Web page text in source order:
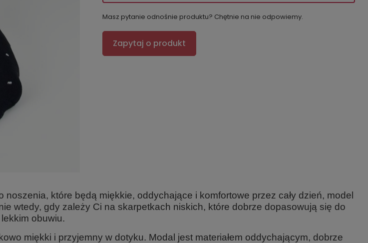
Masz pytanie odnośnie produktu? Chętnie na nie odpowiemy.
Zapytaj o produkt
noszenia, które będą miękkie, oddychające i komfortowe przez cały dzień, model
wtedy, gdy zależy Ci na skarpetkach niskich, które dobrze dopasowują się do
obuwiu.
miękki i przyjemny w dotyku. Modal jest materiałem oddychającym, dobrze